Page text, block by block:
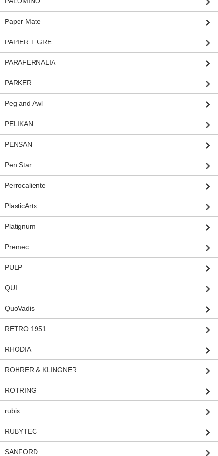
Paper Mate
PAPIER TIGRE
PARAFERNALIA
PARKER
Peg and Awl
PELIKAN
PENSAN
Pen Star
Perrocaliente
PlasticArts
Platignum
Premec
PULP
QUI
QuoVadis
RETRO 1951
RHODIA
ROHRER & KLINGNER
ROTRING
rubis
RUBYTEC
SANFORD